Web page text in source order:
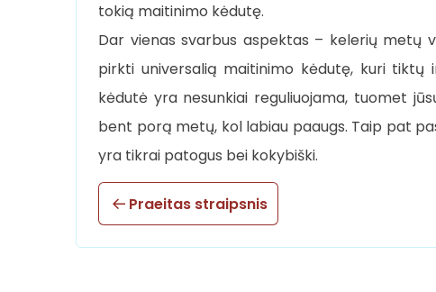
tokią maitinimo kėdutę.
Dar vienas svarbus aspektas – kelerių metų
pirkti universalią maitinimo kėdutę, kuri tiktų
kėdutė yra nesunkiai reguliuojama, tuomet
bent porą metų, kol labiau paaugs. Taip pat
yra tikrai patogus bei kokybiški.
Praeitas straipsnis